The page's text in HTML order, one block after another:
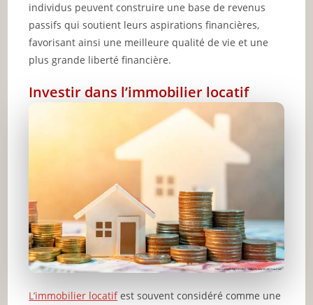
individus peuvent construire une base de revenus
passifs qui soutient leurs aspirations financières,
favorisant ainsi une meilleure qualité de vie et une
plus grande liberté financière.
Investir dans l’immobilier locatif
L’immobilier locatifest souvent considéré comme une